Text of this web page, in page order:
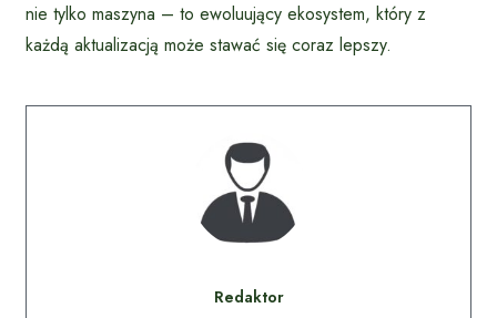
nie tylko maszyna – to ewoluujący ekosystem, który z
każdą aktualizacją może stawać się coraz lepszy.
Redaktor